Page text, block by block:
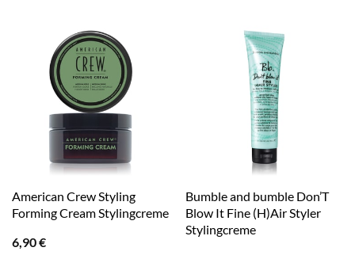
American Crew Styling
Forming Cream Stylingcreme
6,90€
Bumble and bumble Don’T
Blow It Fine (H)Air Styler
Stylingcreme